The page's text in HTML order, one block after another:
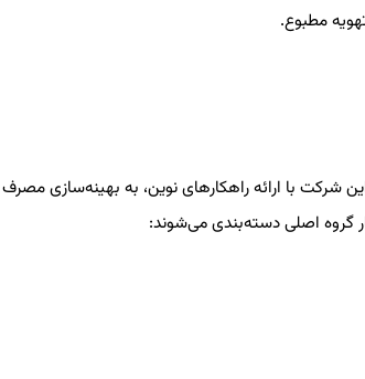
مطبوع.
شرکت با ارائه راهکارهای نوین، به بهینه‌سازی مصرف
گروه اصلی دسته‌بندی می‌شوند: